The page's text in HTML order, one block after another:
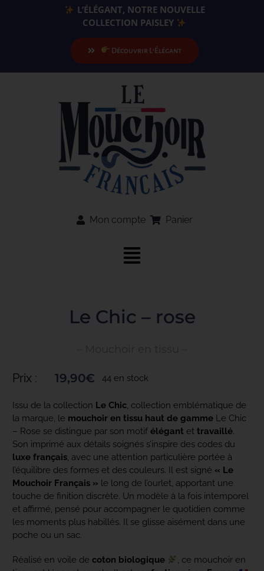
L’ÉLÉGANT, NOTRE NOUVELLE
COLLECTION PAISLEY
Découvrir L’Élégant
Toggle
ACCUEIL
PRO
BLOG
PRESSE
CONTACT
Mon compte Panier
Le Chic – rose
Prix : 19,90€ 44 en stock
Issu de la collection Le Chic, collection emblématique de
la marque, le mouchoir en tissu haut de gamme Le Chic
– Rose se distingue par son motifélégant ettravaillé.
Son imprimé aux détails soignés s’inspire des codes du
luxe français, avec une attention particulière portée à
l’équilibre des formes et des couleurs. Il est signé « Le
Mouchoir Français » le long de l’ourlet, apportant une
touche de finition discrète. Un modèle à la fois intemporel
et affirmé, pensé pour accompagner le quotidien comme
les moments plus habillés. Il se glisse aisément dans une
poche ou un sac.
Réalisé en voile decoton biologique
, ce mouchoir en